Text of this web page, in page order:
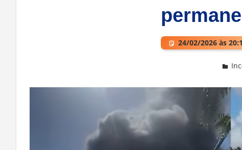
24/02/2026 às